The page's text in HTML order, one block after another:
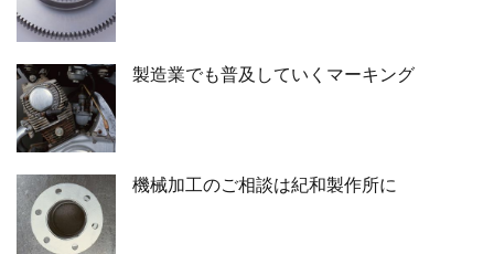
製造業でも普及していくマーキング
機械加工のご相談は紀和製作所に